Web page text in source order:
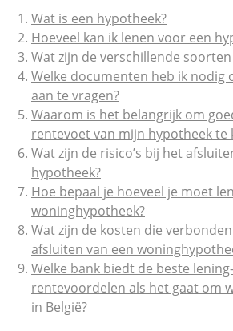
Wat is een hypotheek?
Hoeveel kan ik lenen voor een
Wat zijn de verschillende
Welke documenten heb ik nodig
aan te vragen?
Waarom is het belangrijk om
rentevoet van mijn hypotheek te
Wat zijn de risico’s bij het
hypotheek?
Hoe bepaal je hoeveel je moet
woninghypotheek?
Wat zijn de kosten die
afsluiten van een
Welke bank biedt de beste
rentevoordelen als het gaat om
in België?